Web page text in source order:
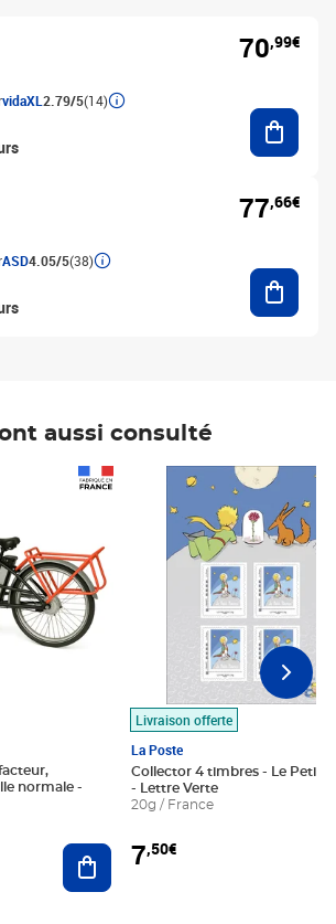
vidaXL 2.79/5(14)
70,99€
ASD4.05/5(38)
77,66€
aussi consulté
Ajouter au panier
Livraison offerte
La Poste
Collector 4 timbres - Le Petit
- Lettre Verte
20g / France
7,50€
Prix 7,50€